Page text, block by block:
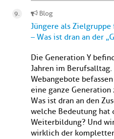
Blog
Jüngere als
– Was ist dran an der
Die Generation Y
Jahren im
Webangebote
eine ganze
Was ist dran an den
welche Bedeutung hat
Weiterbildung? Und
wirklich der